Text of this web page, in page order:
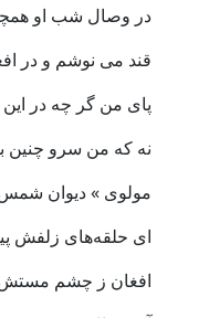
در وصال شب او
قند می نوشم و در
پای من گر چه در
نه که من سرو چنین
مولوی » دیوان شمس
ای حلقه‌های زلفش
افغان ز چشم